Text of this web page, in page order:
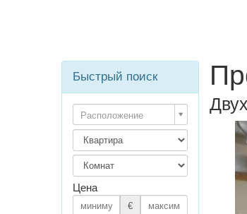
Быстрый поиск
Расположение
Цена
€